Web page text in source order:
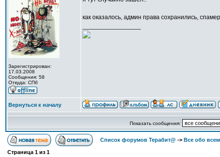
Зарегистрирован:
17.03.2008
Сообщения: 58
Откуда: CПб
как оказалось, админ права сохранились,
Вернуться к началу
Показать сообщения:
Список форумов Терабит@ -> Все обо всем
Страница 1 из 1